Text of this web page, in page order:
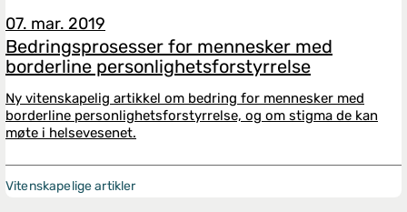
07. mar. 2019
Bedringsprosesser for mennesker med
borderline personlighetsforstyrrelse
Ny vitenskapelig artikkel om bedring for mennesker med
borderline personlighetsforstyrrelse, og om stigma de kan
møte i helsevesenet.
Vitenskapelige artikler